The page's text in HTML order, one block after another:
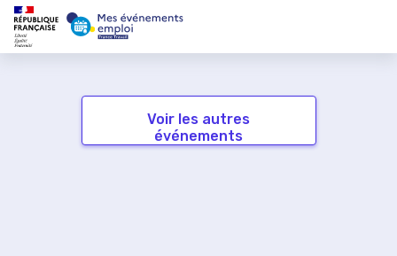
Voir les autres
événements